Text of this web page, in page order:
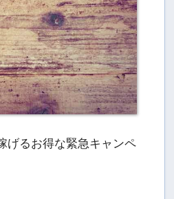
げるお得な緊急キャンペ